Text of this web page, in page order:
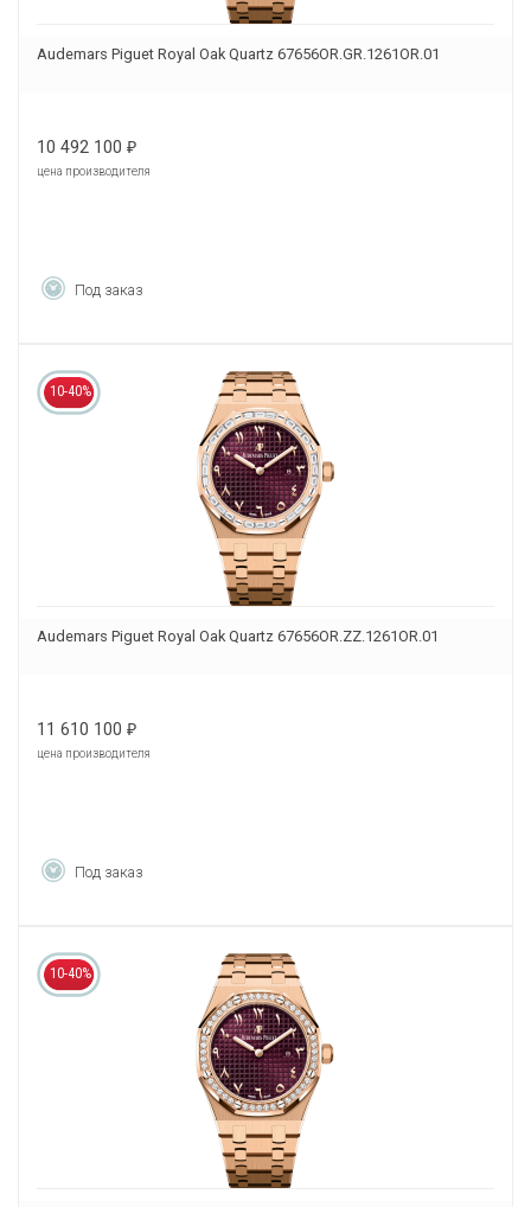
Audemars Piguet Royal Oak Quartz 67656OR.GR.1261OR.01
10 492 100 ₽
цена производителя
Под заказ
10-40%
Audemars Piguet Royal Oak Quartz 67656OR.ZZ.1261OR.01
11 610 100 ₽
цена производителя
Под заказ
10-40%